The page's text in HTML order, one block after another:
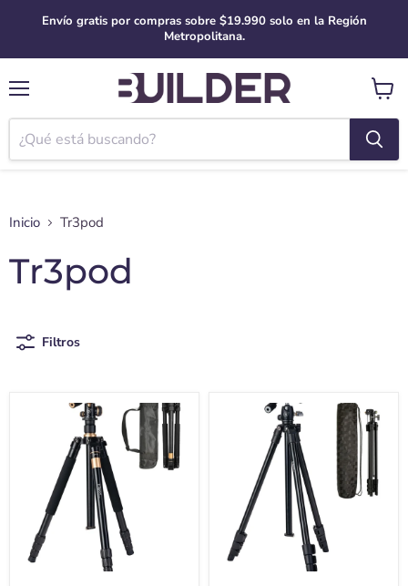
Envío gratis por compras sobre $19.990 solo en la Región
Metropolitana.
Ver
carro
Inicio Tr3pod
Tr3pod
Filtros
Profesional
Tr3pod
Monopod
Adaptador
Celular